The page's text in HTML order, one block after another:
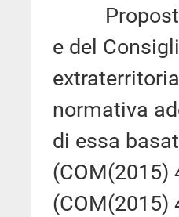
Proposta
e del
normativa
di essa
(COM(2015)
(COM(2015)